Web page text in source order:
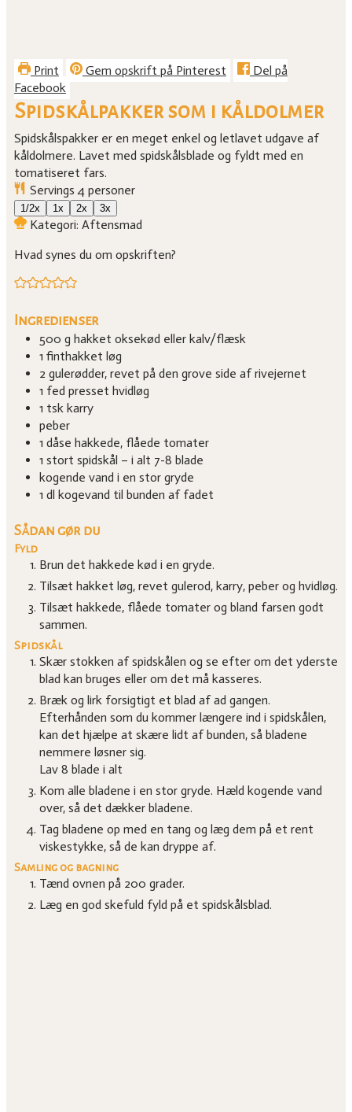
Print Gem opskrift på Pinterest
Del på
Facebook
Spidskålpakker som i kåldolmer
Spidskålspakker er en meget enkel og letlavet udgave af
kåldolmere. Lavet med spidskålsblade og fyldt med en
tomatiseret fars.
Servings 4 personer
1/2x 1x 2x 3x
Kategori: Aftensmad
Hvad synes du om opskriften?
Ingredienser
500 g hakket oksekød eller kalv/flæsk
1 finthakket løg
2 gulerødder, revet på den grove side af rivejernet
1 fed presset hvidløg
1 tsk karry
peber
1 dåse hakkede, flåede tomater
1 stort spidskål – i alt 7-8 blade
kogende vand i en stor gryde
1 dl kogevand til bunden af fadet
Sådan gør du
Fyld
Brun det hakkede kød i en gryde.
Tilsæt hakket løg, revet gulerod, karry, peber og hvidløg.
Tilsæt hakkede, flåede tomater og bland farsen godt
sammen.
Spidskål
Skær stokken af spidskålen og se efter om det yderste
blad kan bruges eller om det må kasseres.
Bræk og lirk forsigtigt et blad af ad gangen.
Efterhånden som du kommer længere ind i spidskålen,
kan det hjælpe at skære lidt af bunden, så bladene
nemmere løsner sig.
Lav 8 blade i alt
Kom alle bladene i en stor gryde. Hæld kogende vand
over, så det dækker bladene.
Tag bladene op med en tang og læg dem på et rent
viskestykke, så de kan dryppe af.
Samling og bagning
Tænd ovnen på 200 grader.
Læg en god skefuld fyld på et spidskålsblad.